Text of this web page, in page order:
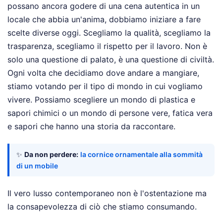
possano ancora godere di una cena autentica in un
locale che abbia un'anima, dobbiamo iniziare a fare
scelte diverse oggi. Scegliamo la qualità, scegliamo la
trasparenza, scegliamo il rispetto per il lavoro. Non è
solo una questione di palato, è una questione di civiltà.
Ogni volta che decidiamo dove andare a mangiare,
stiamo votando per il tipo di mondo in cui vogliamo
vivere. Possiamo scegliere un mondo di plastica e
sapori chimici o un mondo di persone vere, fatica vera
e sapori che hanno una storia da raccontare.
✨ Da non perdere: la cornice ornamentale alla sommità
di un mobile
Il vero lusso contemporaneo non è l'ostentazione ma
la consapevolezza di ciò che stiamo consumando.